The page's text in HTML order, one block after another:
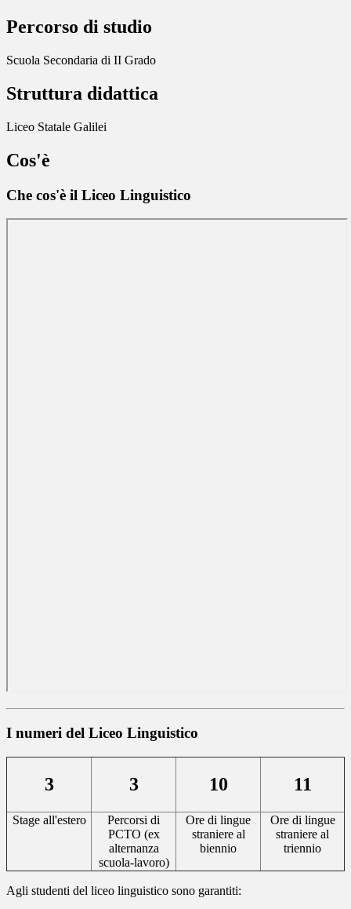
Percorso di studio
Scuola Secondaria di II Grado
Struttura didattica
Liceo Statale Galilei
Cos'è
Che cos'è il Liceo Linguistico
I numeri del Liceo Linguistico
3 3 10 11
Stage all'estero
Percorsi di
PCTO (ex
alternanza
scuola-lavoro)
Ore di lingue
straniere al
biennio
Ore di lingue
straniere al
triennio
Agli studenti del liceo linguistico sono garantiti: